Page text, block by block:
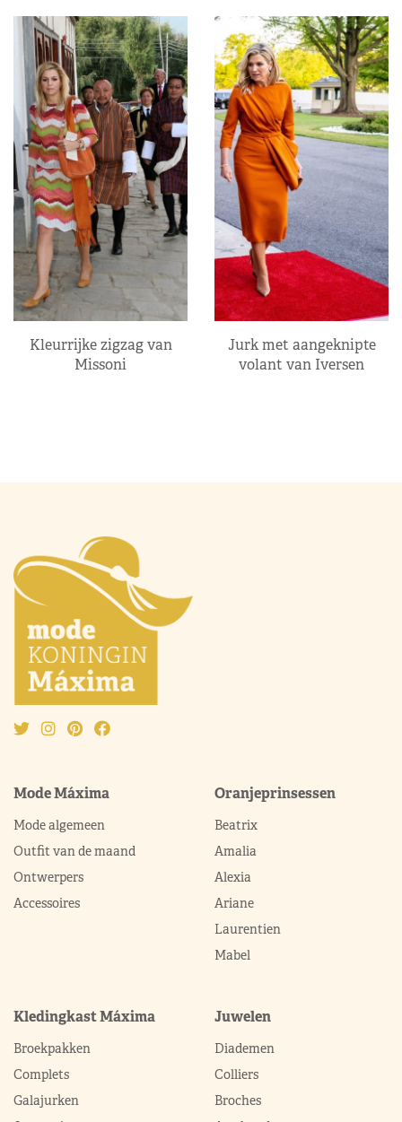
Kleurrijke zigzag van
Missoni
Jurk met aangeknipte
volant van Iversen
Mode Máxima
Mode algemeen
Outfit van de maand
Ontwerpers
Accessoires
Oranjeprinsessen
Beatrix
Amalia
Alexia
Ariane
Laurentien
Mabel
Kledingkast Máxima
Broekpakken
Complets
Galajurken
Juwelen
Diademen
Colliers
Broches